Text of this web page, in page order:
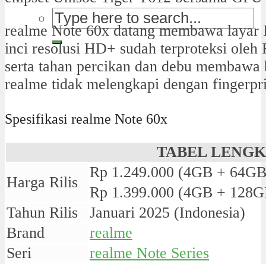
realme Note 60x datang membawa
inci resolusi HD+ sudah terproteksi oleh
serta tahan percikan dan debu
realme tidak melengkapi dengan
Spesifikasi realme Note 60x
TABEL
Harga Rilis
Rp 1.249.000 (4GB +
Rp 1.399.000 (4GB +
Tahun Rilis
Januari 2025 (Indonesia)
Brand
realme
Seri
realme Note Series